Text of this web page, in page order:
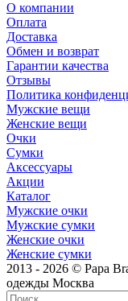
О компании
Оплата
Доставка
Обмен и возврат
Гарантии качества
Отзывы
Политика
Мужские вещи
Женские вещи
Очки
Сумки
Аксессуары
Акции
Каталог
Мужские очки
Мужские сумки
Женские очки
Женские сумки
2013 - 2026 © Papa
одежды Москва